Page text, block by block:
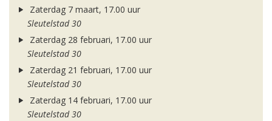
Zaterdag 7 maart, 17.00 uur
Sleutelstad 30
Zaterdag 28 februari, 17.00 uur
Sleutelstad 30
Zaterdag 21 februari, 17.00 uur
Sleutelstad 30
Zaterdag 14 februari, 17.00 uur
Sleutelstad 30